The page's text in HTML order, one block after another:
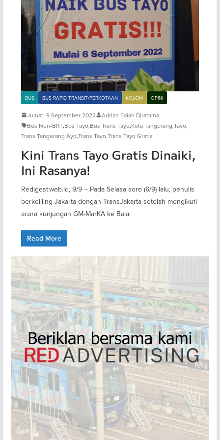
BUS BUS RAPID TRANSIT/PERKOTAAN KOLOM OPINI
Jumat, 9 September 2022
Adrian Falah Diratama
Bus Non-BRT,Bus Tayo,Bus Trans Tayo,Kota Tangerang,Tayo,
Trans Tangerang Ayo,Trans Tayo,Trans Tayo Gratis
Kini Trans Tayo Gratis Dinaiki,
Ini Rasanya!
Redigest.web.id, 9/9 – Pada Selasa sore (6/9) lalu, penulis
berkeliling Jakarta dengan TransJakarta setelah mengikuti
acara kunjungan GM-MarKA ke Balai
Read More